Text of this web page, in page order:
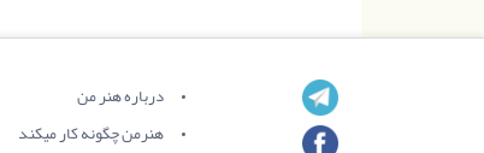
درباره هنر من
هنرمن چگونه کار میکند